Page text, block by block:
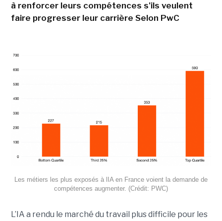
à renforcer leurs compétences s'ils veulent
faire progresser leur carrière Selon PwC
Les métiers les plus exposés à lIA en France voient la demande de
compétences augmenter. (Crédit: PWC)
L’IA a rendu le marché du travail plus difficile pour les